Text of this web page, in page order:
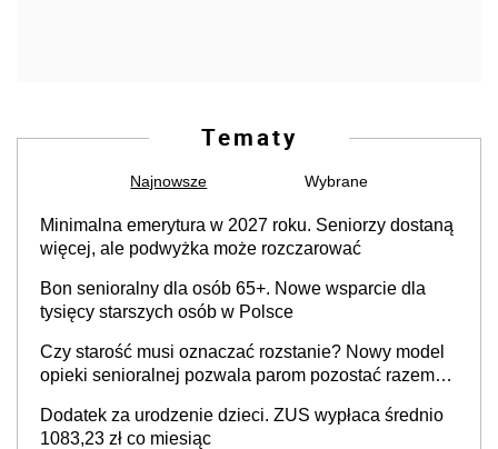
Tematy
Najnowsze Wybrane
Minimalna emerytura w 2027 roku. Seniorzy dostaną
więcej, ale podwyżka może rozczarować
Bon senioralny dla osób 65+. Nowe wsparcie dla
tysięcy starszych osób w Polsce
Czy starość musi oznaczać rozstanie? Nowy model
opieki senioralnej pozwala parom pozostać razem
Dodatek za urodzenie dzieci. ZUS wypłaca średnio
1083,23 zł co miesiąc